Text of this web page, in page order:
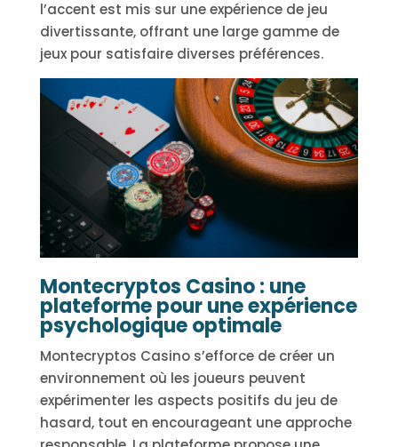
l’accent est mis sur une expérience de jeu
divertissante, offrant une large gamme de
jeux pour satisfaire diverses préférences.
Montecryptos Casino : une
plateforme pour une expérience
psychologique optimale
Montecryptos Casino s’efforce de créer un
environnement où les joueurs peuvent
expérimenter les aspects positifs du jeu de
hasard, tout en encourageant une approche